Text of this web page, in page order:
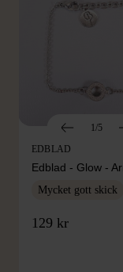
1/5
EDBLAD
Edblad - Glow -
Mycket gott skick
129 kr